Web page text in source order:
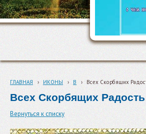
ГЛАВНАЯ › ИКОНЫ › В › Всех Скорбящих
Всех Скорбящих
Вернуться к списку